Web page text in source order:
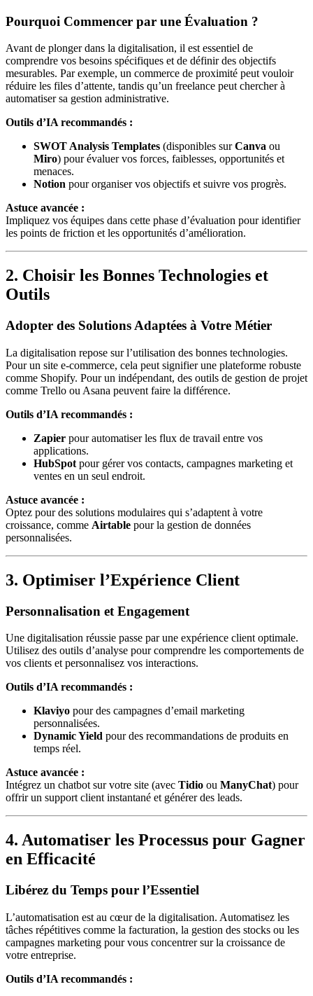
Pourquoi Commencer par une Évaluation ?
Avant de plonger dans la digitalisation, il est essentiel de
comprendre vos besoins spécifiques et de définir des objectifs
mesurables. Par exemple, un commerce de proximité peut vouloir
réduire les files d’attente, tandis qu’un freelance peut chercher à
automatiser sa gestion administrative.
Outils d’IA recommandés :
SWOT Analysis Templates (disponibles surCanva ou
Miro) pour évaluer vos forces, faiblesses, opportunités et
menaces.
Notion pour organiser vos objectifs et suivre vos progrès.
Astuce avancée :
Impliquez vos équipes dans cette phase d’évaluation pour identifier
les points de friction et les opportunités d’amélioration.
2. Choisir les Bonnes Technologies et
Outils
Adopter des Solutions Adaptées à Votre Métier
La digitalisation repose sur l’utilisation des bonnes technologies.
Pour un site e-commerce, cela peut signifier une plateforme robuste
comme Shopify. Pour un indépendant, des outils de gestion de projet
comme Trello ou Asana peuvent faire la différence.
Outils d’IA recommandés :
Zapier pour automatiser les flux de travail entre vos
applications.
HubSpot pour gérer vos contacts, campagnes marketing et
ventes en un seul endroit.
Astuce avancée :
Optez pour des solutions modulaires qui s’adaptent à votre
croissance, comme Airtable pour la gestion de données
personnalisées.
3. Optimiser l’Expérience Client
Personnalisation et Engagement
Une digitalisation réussie passe par une expérience client optimale.
Utilisez des outils d’analyse pour comprendre les comportements de
vos clients et personnalisez vos interactions.
Outils d’IA recommandés :
Klaviyo pour des campagnes d’email marketing
personnalisées.
Dynamic Yield pour des recommandations de produits en
temps réel.
Astuce avancée :
Intégrez un chatbot sur votre site (avec Tidio ou ManyChat) pour
offrir un support client instantané et générer des leads.
4. Automatiser les Processus pour Gagner
en Efficacité
Libérez du Temps pour l’Essentiel
L’automatisation est au cœur de la digitalisation. Automatisez les
tâches répétitives comme la facturation, la gestion des stocks ou les
campagnes marketing pour vous concentrer sur la croissance de
votre entreprise.
Outils d’IA recommandés :